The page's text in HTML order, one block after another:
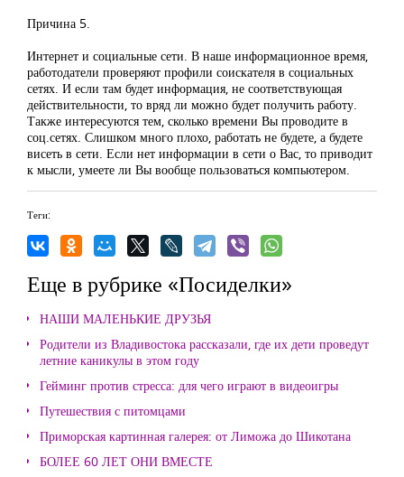
Причина 5.
Интернет и социальные сети. В наше информационное время,
работодатели проверяют профили соискателя в социальных
сетях. И если там будет информация, не соответствующая
действительности, то вряд ли можно будет получить работу.
Также интересуются тем, сколько времени Вы проводите в
соц.сетях. Слишком много плохо, работать не будете, а будете
висеть в сети. Если нет информации в сети о Вас, то приводит
к мысли, умеете ли Вы вообще пользоваться компьютером.
Теги:
Еще в рубрике «Посиделки»
НАШИ МАЛЕНЬКИЕ ДРУЗЬЯ
Родители из Владивостока рассказали, где их дети проведут
летние каникулы в этом году
Гейминг против стресса: для чего играют в видеоигры
Путешествия с питомцами
Приморская картинная галерея: от Лиможа до Шикотана
БОЛЕЕ 60 ЛЕТ ОНИ ВМЕСТЕ